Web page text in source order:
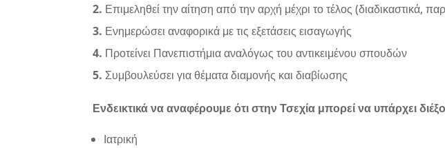
2. Επιμεληθεί την αίτηση από την αρχή μέχρι το τέλος (διαδικαστικά,
3. Ενημερώσει αναφορικά με τις εξετάσεις εισαγωγής
4. Προτείνει Πανεπιστήμια αναλόγως του αντικειμένου σπουδών
5. Συμβουλεύσει για θέματα διαμονής και διαβίωσης
Ενδεικτικά να αναφέρουμε ότι στην Τσεχία μπορεί να υπάρχει
Ιατρική